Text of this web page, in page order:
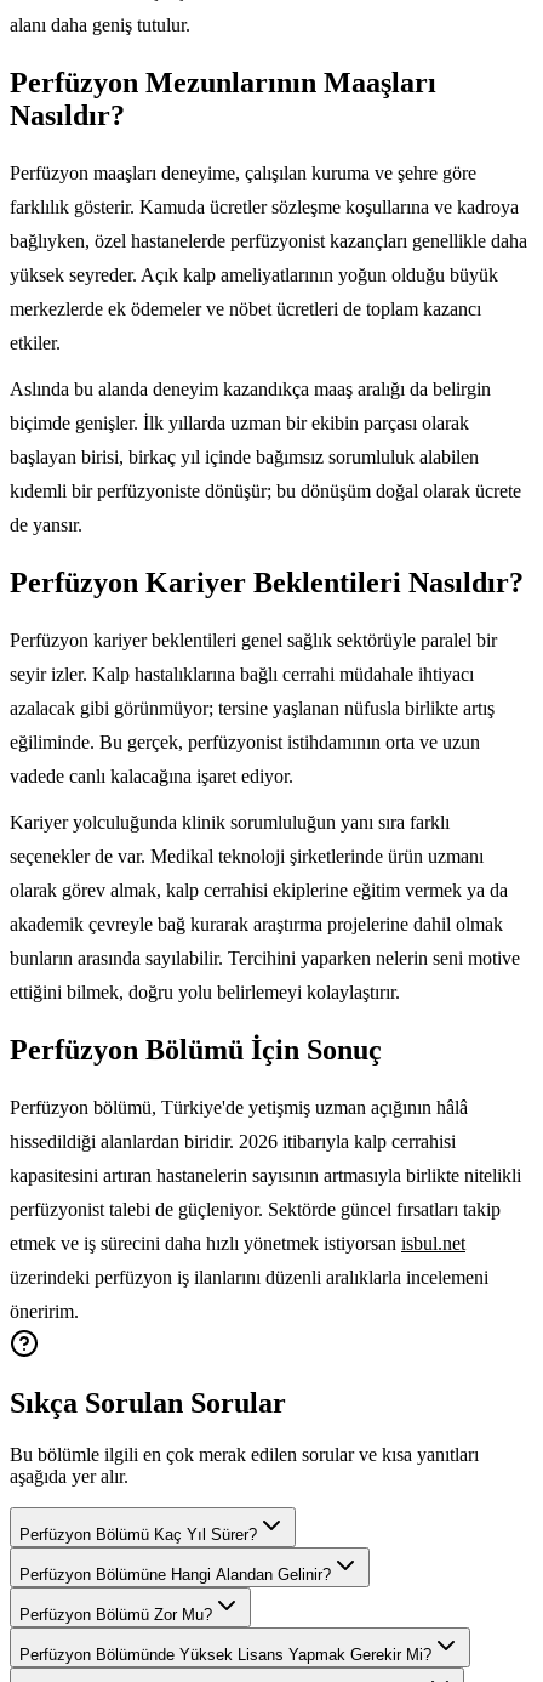
alanı daha geniş tutulur.
Perfüzyon Mezunlarının Maaşları
Nasıldır?
Perfüzyon maaşları deneyime, çalışılan kuruma ve şehre göre
farklılık gösterir. Kamuda ücretler sözleşme koşullarına ve kadroya
bağlıyken, özel hastanelerde perfüzyonist kazançları genellikle daha
yüksek seyreder. Açık kalp ameliyatlarının yoğun olduğu büyük
merkezlerde ek ödemeler ve nöbet ücretleri de toplam kazancı
etkiler.
Aslında bu alanda deneyim kazandıkça maaş aralığı da belirgin
biçimde genişler. İlk yıllarda uzman bir ekibin parçası olarak
başlayan birisi, birkaç yıl içinde bağımsız sorumluluk alabilen
kıdemli bir perfüzyoniste dönüşür; bu dönüşüm doğal olarak ücrete
de yansır.
Perfüzyon Kariyer Beklentileri Nasıldır?
Perfüzyon kariyer beklentileri genel sağlık sektörüyle paralel bir
seyir izler. Kalp hastalıklarına bağlı cerrahi müdahale ihtiyacı
azalacak gibi görünmüyor; tersine yaşlanan nüfusla birlikte artış
eğiliminde. Bu gerçek, perfüzyonist istihdamının orta ve uzun
vadede canlı kalacağına işaret ediyor.
Kariyer yolculuğunda klinik sorumluluğun yanı sıra farklı
seçenekler de var. Medikal teknoloji şirketlerinde ürün uzmanı
olarak görev almak, kalp cerrahisi ekiplerine eğitim vermek ya da
akademik çevreyle bağ kurarak araştırma projelerine dahil olmak
bunların arasında sayılabilir. Tercihini yaparken nelerin seni motive
ettiğini bilmek, doğru yolu belirlemeyi kolaylaştırır.
Perfüzyon Bölümü İçin Sonuç
Perfüzyon bölümü, Türkiye'de yetişmiş uzman açığının hâlâ
hissedildiği alanlardan biridir. 2026 itibarıyla kalp cerrahisi
kapasitesini artıran hastanelerin sayısının artmasıyla birlikte nitelikli
perfüzyonist talebi de güçleniyor. Sektörde güncel fırsatları takip
etmek ve iş sürecini daha hızlı yönetmek istiyorsan isbul.net
üzerindeki perfüzyon iş ilanlarını düzenli aralıklarla incelemeni
öneririm.
Sıkça Sorulan Sorular
Bu bölümle ilgili en çok merak edilen sorular ve kısa yanıtları
aşağıda yer alır.
Perfüzyon Bölümü Kaç Yıl Sürer?
Perfüzyon Bölümüne Hangi Alandan Gelinir?
Perfüzyon Bölümü Zor Mu?
Perfüzyon Bölümünde Yüksek Lisans Yapmak Gerekir Mi?